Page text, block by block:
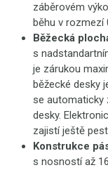
záběrovém
běhu v rozmezí
Běžecká
s
je zárukou
běžecké desky
se automaticky
desky.
zajistí ještě
Konstrukce
s nosností až